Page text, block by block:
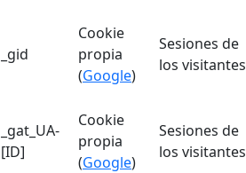
_gid
Cookie
propia
(Google)
Sesiones de
los visitantes
_gat_UA-
[ID]
Cookie
propia
(Google)
Sesiones de
los visitantes